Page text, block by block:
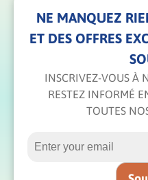
NE MANQUEZ
ET DES OFFRES
INSCRIVEZ-VOUS À
RESTEZ INFORMÉ
TOUTES